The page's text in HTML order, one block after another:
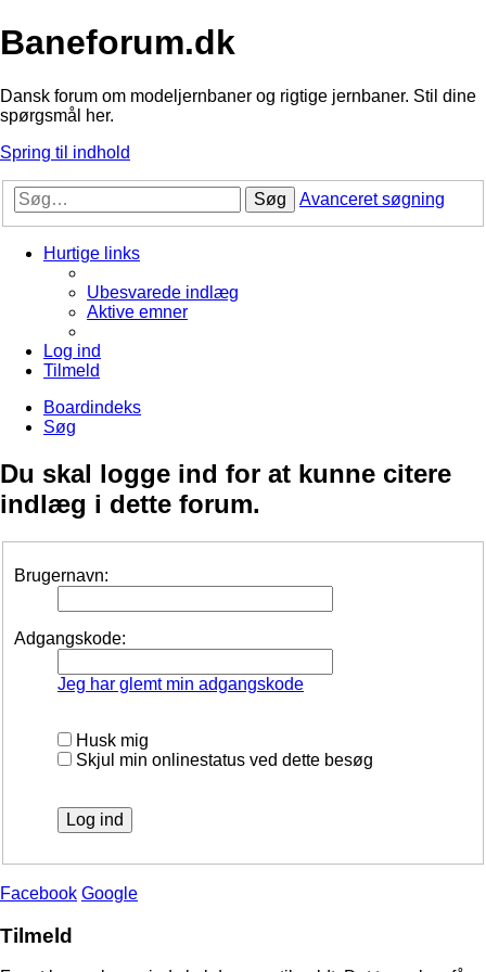
Baneforum.dk
Dansk forum om modeljernbaner og rigtige jernbaner. Stil dine
spørgsmål her.
Spring til indhold
Søg Avanceret søgning
Hurtige links
Ubesvarede indlæg
Aktive emner
Log ind
Tilmeld
Boardindeks
Søg
Du skal logge ind for at kunne citere
indlæg i dette forum.
Brugernavn:
Adgangskode:
Jeg har glemt min adgangskode
Husk mig
Skjul min onlinestatus ved dette besøg
Facebook Google
Tilmeld